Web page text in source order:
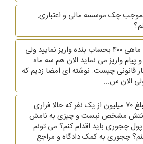
چک موسسه مالی و اعتباری.
سفته دارم ، قرار شد ماهی ۴۰۰ بحساب بنده واریز نمایید ولی
پیام واریز می نماید الان هم سه ماه
قانونی چیست. نوشته ای امضا زدیم که
الان س...
یک سفته دارم به مبلغ ۷۰ میلیون از یک نفر که حالا فراری
مشخص نیست و چیزی به نامش
چجوری باید اقدام کنم؟ می تونم
چجوری به کمک دادگاه و مراجع